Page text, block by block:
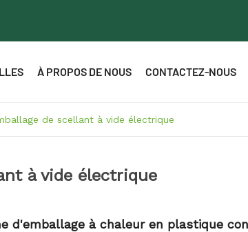
À PROPOS DE NOUS CONTACTEZ-NOUS
de scellant à vide électrique
à vide électrique
d'emballage à chaleur en plastique